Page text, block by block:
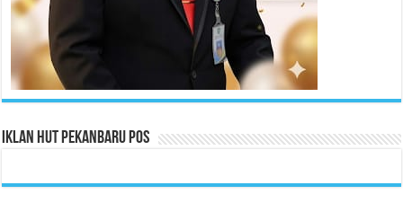
Iklan HUT Pekanbaru Pos